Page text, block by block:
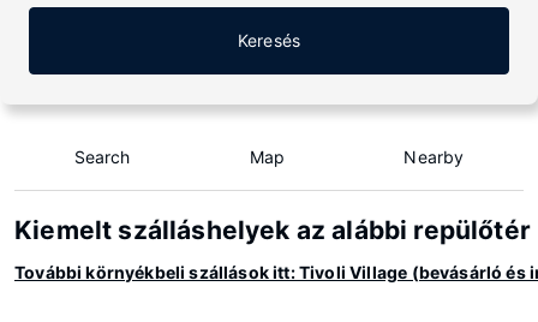
Keresés
Search Map Nearby
Kiemelt szálláshelyek az alábbi
További környékbeli szállások itt: Tivoli Village (bevásárló és